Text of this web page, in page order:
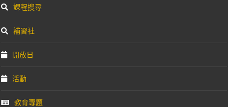
補習社
開放日
活動
教育專題
到校直擊